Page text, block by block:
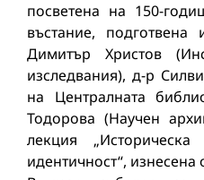
посветена на 150-
въстание,
Димитър Христов
изследвания), д-р
на Централната
Тодорова (Научен
лекция
идентичност“,